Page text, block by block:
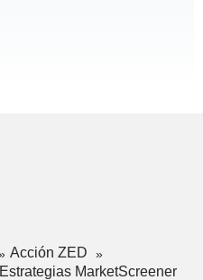
Acción ZED
Estrategias MarketScreener